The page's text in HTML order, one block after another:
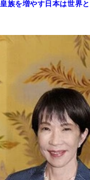
族を増やす日本は世界と